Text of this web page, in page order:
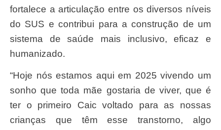
fortalece a articulação entre os diversos níveis
do SUS e contribui para a construção de um
sistema de saúde mais inclusivo, eficaz e
humanizado.
“Hoje nós estamos aqui em 2025 vivendo um
sonho que toda mãe gostaria de viver, que é
ter o primeiro Caic voltado para as nossas
crianças que têm esse transtorno, algo